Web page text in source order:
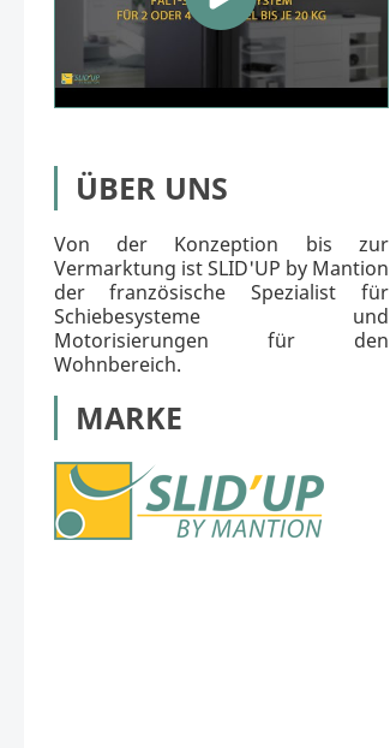
ÜBER UNS
Von der Konzeption bis zur
Vermarktung ist SLID'UP by Mantion
der französische Spezialist für
Schiebesysteme und
Motorisierungen für den
Wohnbereich.
MARKE